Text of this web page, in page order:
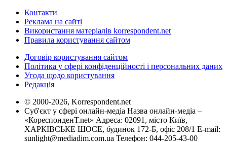
Контакти
Реклама на сайті
Використання матеріалів korrespondent.net
Правила користування сайтом
Договір користування сайтом
Політика у сфері конфіденційності і персональних даних
Угода щодо користування
Редакція
© 2000-2026, Korrespondent.net
Суб'єкт у сфері онлайн-медіа Назва онлайн-медіа –
«КореспонденТ.net» Адреса: 02091, місто Київ,
ХАРКІВСЬКЕ ШОСЕ, будинок 172-Б, офіс 208/1 E-mail:
sunlight@mediadim.com.ua Телефон: 044-205-43-00